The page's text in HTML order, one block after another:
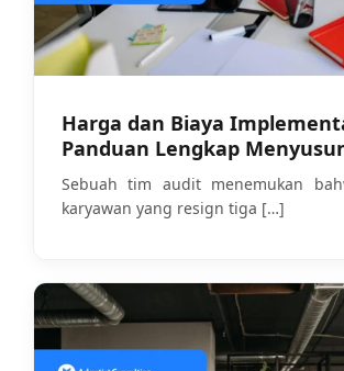
Harga dan Biaya
Panduan Lengkap
Anggaran yang Realistis
Sebuah tim audit menemukan
karyawan yang resign tiga […]